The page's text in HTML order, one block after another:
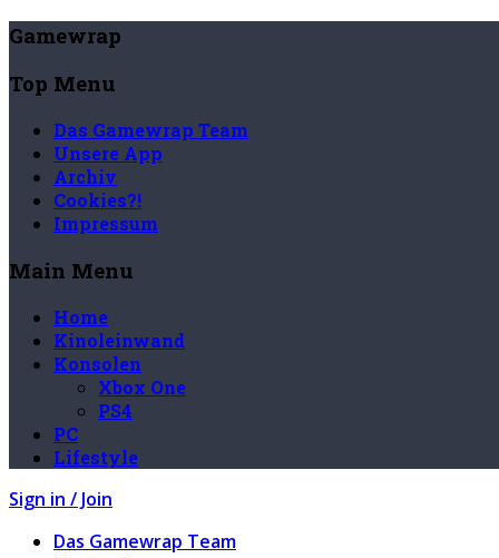
Gamewrap
Top Menu
Das Gamewrap Team
Unsere App
Archiv
Cookies?!
Impressum
Main Menu
Home
Kinoleinwand
Konsolen
Xbox One
PS4
PC
Lifestyle
Sign in / Join
Das Gamewrap Team